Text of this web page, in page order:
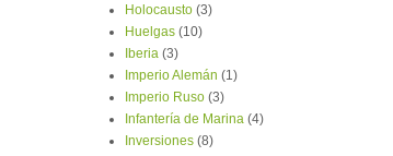
Holocausto (3)
Huelgas (10)
Iberia (3)
Imperio Alemán (1)
Imperio Ruso (3)
Infantería de Marina (4)
Inversiones (8)